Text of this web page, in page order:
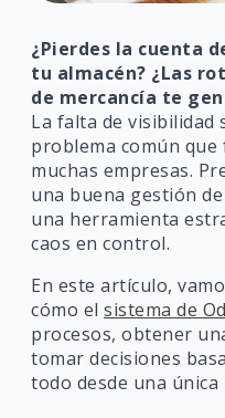
¿Pierdes la cuenta
tu almacén? ¿Las
de mercancía te
La falta de visibilidad
problema común
muchas empresas.
una buena gestión
una herramienta
caos en control.
En este artículo,
cómo el sistema de
procesos, obtener
tomar decisiones
todo desde una